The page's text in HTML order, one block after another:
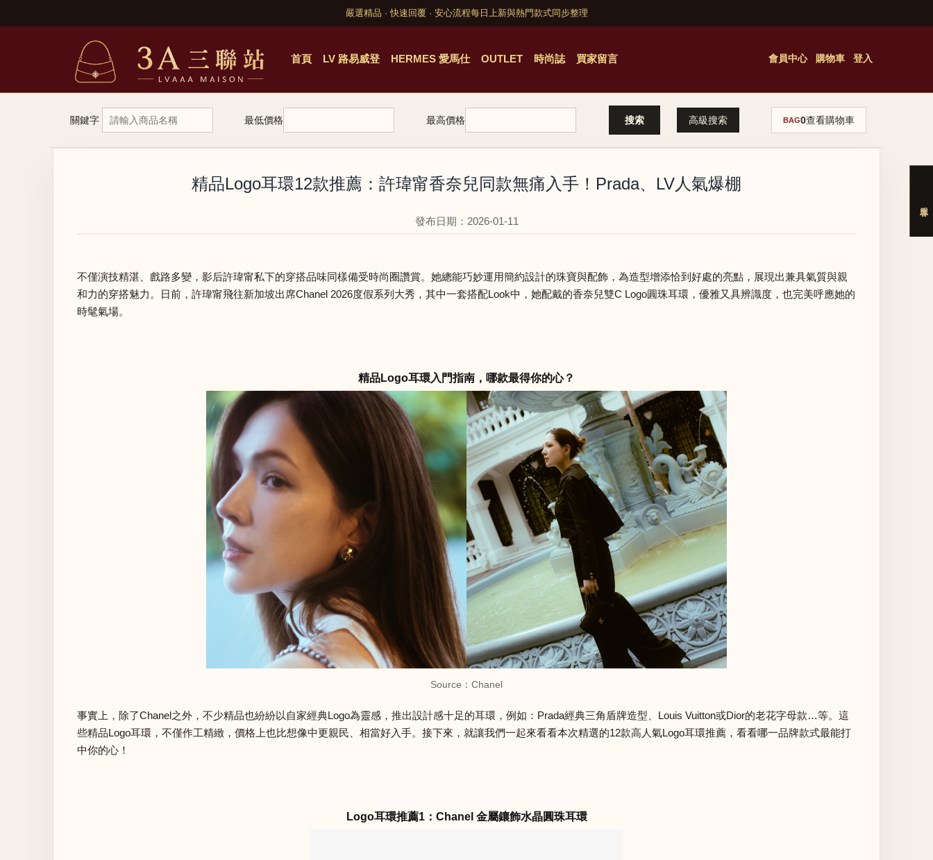
嚴選精品 · 快速回覆 · 安心流程每日上新與熱門款式同步整理
首頁 LV 路易威登 HERMES 愛馬仕 OUTLET 時尚誌 買家留言 會員中心 購物車 登入
關鍵字 最低價格 最高價格 高級搜索 BAG0查看購物車
精品Logo耳環12款推薦：許瑋甯香奈兒同款無痛入手！Prada、LV人氣爆棚
發布日期：2026-01-11
不僅演技精湛、戲路多變，影后許瑋甯私下的穿搭品味同樣備受時尚圈讚賞。她總能巧妙運用簡約設計的珠寶與配飾，為造型增添恰到好處的亮點，展現出兼具氣質與親
和力的穿搭魅力。日前，許瑋甯飛往新加坡出席Chanel 2026度假系列大秀，其中一套搭配Look中，她配戴的香奈兒雙C Logo圓珠耳環，優雅又具辨識度，也完美呼應她的
時髦氣場。
精品Logo耳環入門指南，哪款最得你的心？
Source： Chanel
事實上，除了Chanel之外，不少精品也紛紛以自家經典Logo為靈感，推出設計感十足的耳環，例如：Prada經典三角盾牌造型、Louis Vuitton或Dior的老花字母款…等。這
些精品Logo耳環，不僅作工精緻，價格上也比想像中更親民、相當好入手。接下來，就讓我們一起來看看本次精選的12款高人氣Logo耳環推薦，看看哪一品牌款式最能打
中你的心！
Logo耳環推薦1：Chanel 金屬鑲飾水晶圓珠耳環